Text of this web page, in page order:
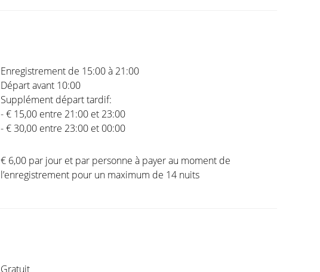
Enregistrement de 15:00 à 21:00
Départ avant 10:00
Supplément départ tardif:
- € 15,00 entre 21:00 et 23:00
- € 30,00 entre 23:00 et 00:00
€ 6,00 par jour et par personne à payer au moment de
l’enregistrement pour un maximum de 14 nuits
Gratuit